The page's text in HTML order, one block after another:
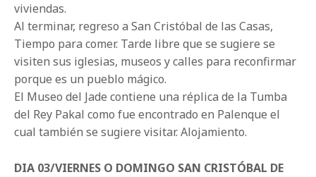
viviendas.
Al terminar, regreso a San Cristóbal de las Casas,
Tiempo para comer. Tarde libre que se sugiere se
visiten sus iglesias, museos y calles para reconfirmar
porque es un pueblo mágico.
El Museo del Jade contiene una réplica de la Tumba
del Rey Pakal como fue encontrado en Palenque el
cual también se sugiere visitar. Alojamiento.
DIA 03/VIERNES O DOMINGO SAN CRISTÓBAL DE